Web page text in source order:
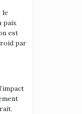
le
paix
est
par